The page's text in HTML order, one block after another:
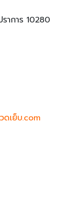
าการ 10280
เย็บ.com